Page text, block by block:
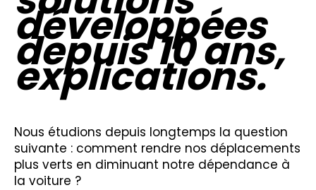
développées
depuis 10 ans,
explications.
Nous étudions depuis longtemps la question
suivante : comment rendre nos déplacements
plus verts en diminuant notre dépendance à
la voiture ?